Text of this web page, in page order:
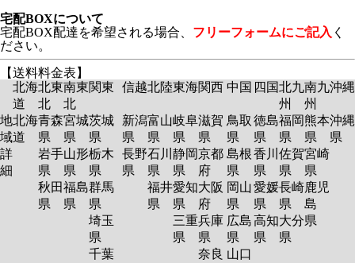
宅配BOXについて
宅配BOX配達を希望される場合、 フリーフォームにご記入 く
ださい。
【送料料金表】
北海
道
北東
北
南東
北
関東 信越北陸東海関西 中国 四国北九
州
南九
州
沖縄
地
域
詳
細
北海
道
青森
県
岩手
県
秋田
県
宮城
県
山形
県
福島
県
茨城
県
栃木
県
群馬
県
埼玉
県
千葉
新潟
県
長野
県
富山
県
石川
県
福井
県
岐阜
県
静岡
県
愛知
県
三重
県
滋賀
県
京都
府
大阪
府
兵庫
県
奈良
鳥取
県
島根
県
岡山
県
広島
県
山口
徳島
県
香川
県
愛媛
県
高知
県
福岡
県
佐賀
県
長崎
県
大分
県
熊本
県
宮崎
県
鹿児
島
県
沖縄
県